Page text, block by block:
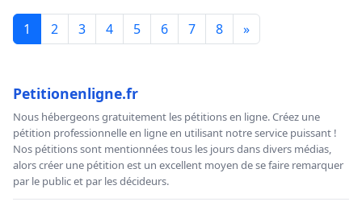
1 2 3 4 5 6 7 8 »
Petitionenligne.fr
Nous hébergeons gratuitement les pétitions en ligne. Créez une
pétition professionnelle en ligne en utilisant notre service puissant !
Nos pétitions sont mentionnées tous les jours dans divers médias,
alors créer une pétition est un excellent moyen de se faire remarquer
par le public et par les décideurs.